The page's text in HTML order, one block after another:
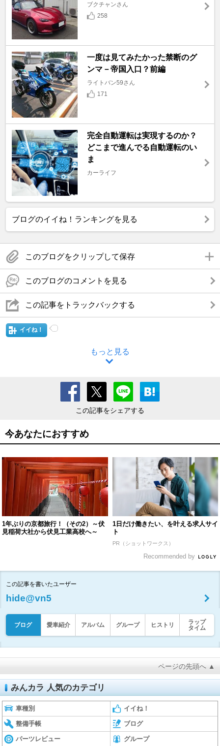
ブクチャンさん
258
一度は見てみたかった禁断のグ
ンマ－帝国入口？前編
ライトバン59さん
171
完全自動運転は実現するのか？
どこまで進んでる自動運転のい
ま
カーライフ
ブログのイイね！ランキングを見る
このブログをクリップして保存
このブログのコメントを見る
この記事をトラックバックする
イイね！
もっと見る
この記事をシェアする
今あなたにおすすめ
1年ぶりの京都旅行！（その2）～伏
見稲荷大社から伏見工業高校へ～
1日だけ働きたい、を叶える求人サイ
ト
PR（ショットワークス）
Recommended by
この記事を書いたユーザー
hide@vn5
ブログ 愛車紹介 アルバム グループ ヒストリ
ラップ
タイム
ページの先頭へ ▲
みんカラ 人気のカテゴリ
車種別 イイね！
整備手帳 ブログ
パーツレビュー グループ